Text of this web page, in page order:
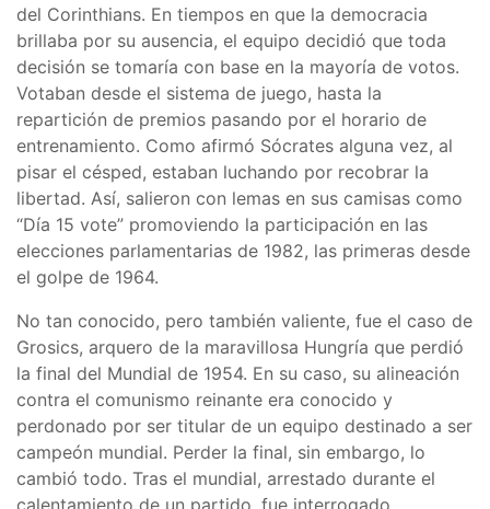
del Corinthians. En tiempos en que la democracia
brillaba por su ausencia, el equipo decidió que toda
decisión se tomaría con base en la mayoría de votos.
Votaban desde el sistema de juego, hasta la
repartición de premios pasando por el horario de
entrenamiento. Como afirmó Sócrates alguna vez, al
pisar el césped, estaban luchando por recobrar la
libertad. Así, salieron con lemas en sus camisas como
“Día 15 vote” promoviendo la participación en las
elecciones parlamentarias de 1982, las primeras desde
el golpe de 1964.
No tan conocido, pero también valiente, fue el caso de
Grosics, arquero de la maravillosa Hungría que perdió
la final del Mundial de 1954. En su caso, su alineación
contra el comunismo reinante era conocido y
perdonado por ser titular de un equipo destinado a ser
campeón mundial. Perder la final, sin embargo, lo
cambió todo. Tras el mundial, arrestado durante el
calentamiento de un partido, fue interrogado,